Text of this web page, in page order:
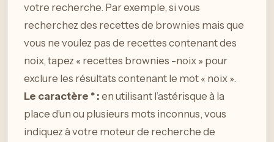
votre recherche. Par exemple, si vous
recherchez des recettes de brownies mais que
vous ne voulez pas de recettes contenant des
noix, tapez « recettes brownies -noix » pour
exclure les résultats contenant le mot « noix ».
Le caractère * : en utilisant l’astérisque à la
place d’un ou plusieurs mots inconnus, vous
indiquez à votre moteur de recherche de